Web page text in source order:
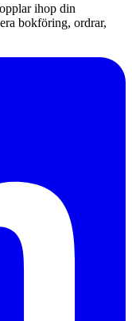
ihop din
bokföring, ordrar,